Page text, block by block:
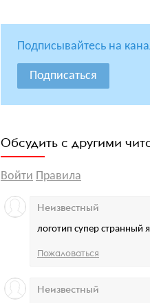
Подписывайтесь на
Подписаться
Обсудить с другими
Войти Правила
логотип супер странный
Неизвестный
Пожаловаться
Неизвестный